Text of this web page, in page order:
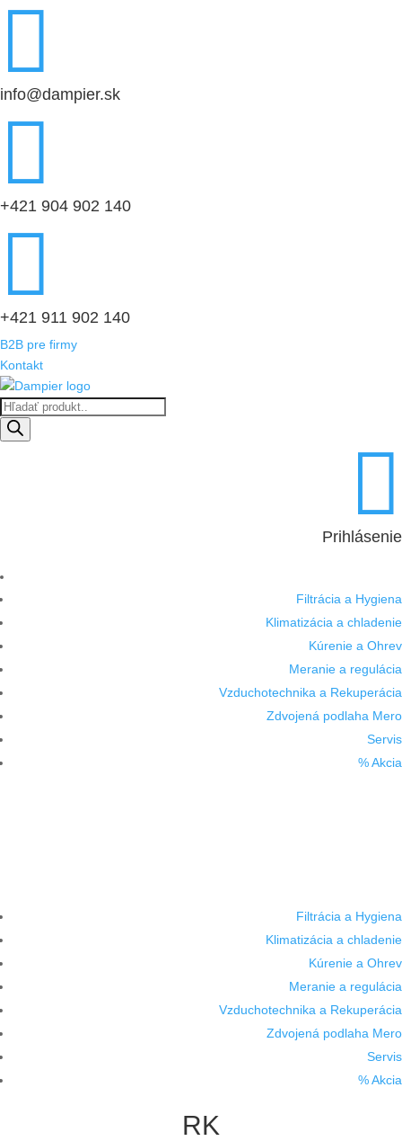

info@dampier.sk

+421 904 902 140

+421 911 902 140
B2B pre firmy
Kontakt
Products
search

Prihlásenie
Filtrácia a Hygiena
Klimatizácia a chladenie
Kúrenie a Ohrev
Meranie a regulácia
Vzduchotechnika a Rekuperácia
Zdvojená podlaha Mero
Servis
% Akcia
Filtrácia a Hygiena
Klimatizácia a chladenie
Kúrenie a Ohrev
Meranie a regulácia
Vzduchotechnika a Rekuperácia
Zdvojená podlaha Mero
Servis
% Akcia
RK